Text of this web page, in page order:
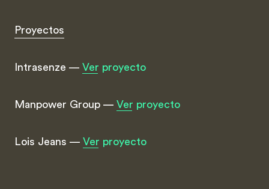
Proyectos
Intrasenze — Ver proyecto
Manpower Group — Ver proyecto
Lois Jeans — Ver proyecto